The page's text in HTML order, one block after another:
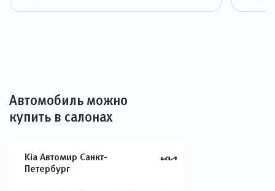
Автомобиль можно
купить в салонах
Kia Автомир Санкт-
Петербург